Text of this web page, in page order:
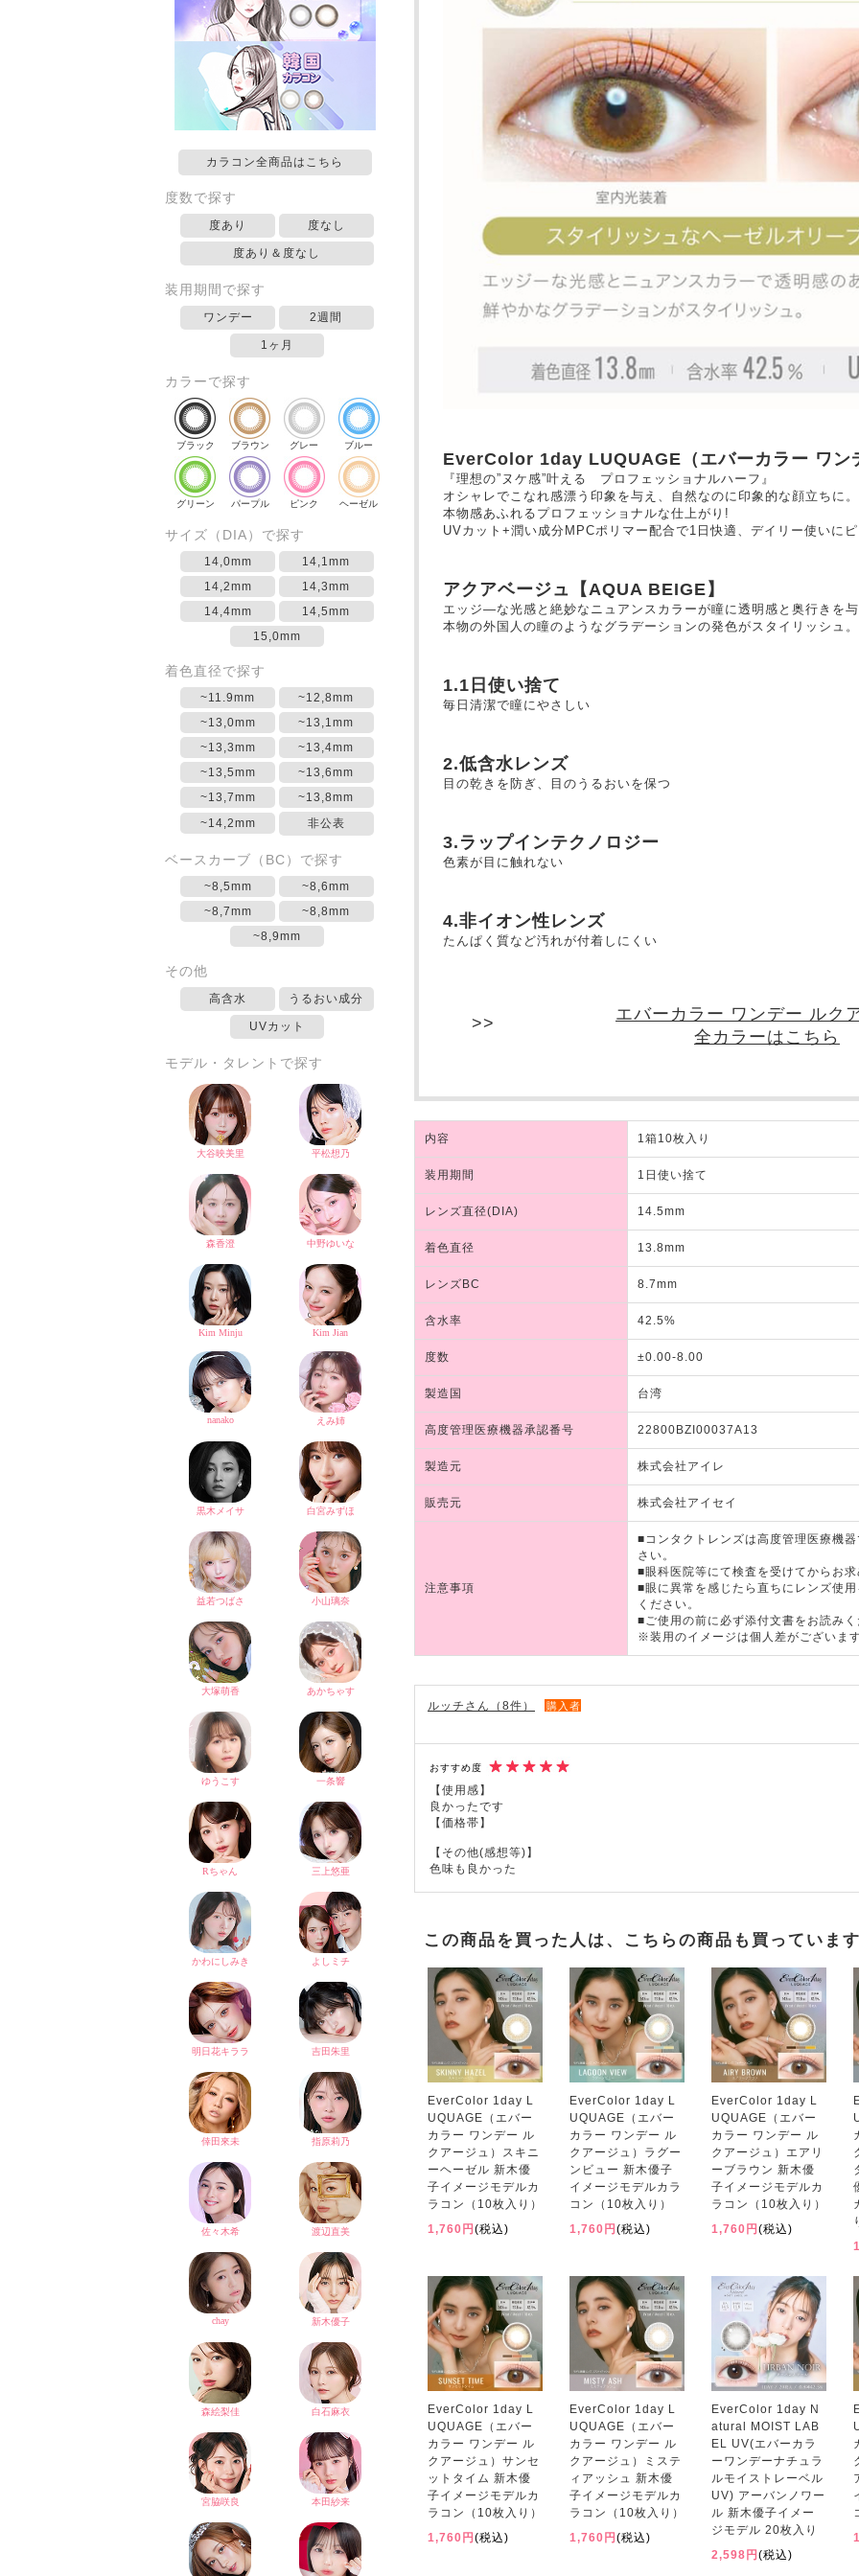
カラコン全商品はこちら
度数で探す
度あり 度なし
度あり＆度なし
装用期間で探す
ワンデー 2週間
1ヶ月
カラーで探す
ブラック ブラウン グレー ブルー
グリーン パープル ピンク ヘーゼル
サイズ（DIA）で探す
14,0mm
14,1mm
14,2mm
14,3mm
14,4mm
14,5mm
15,0mm
着色直径で探す
~11.9mm
~12,8mm
~13,0mm
~13,1mm
~13,3mm
~13,4mm
~13,5mm
~13,6mm
~13,7mm
~13,8mm
~14,2mm
非公表
ベースカーブ（BC）で探す
~8,5mm
~8,6mm
~8,7mm
~8,8mm
~8,9mm
その他
高含水 うるおい成分
UVカット
モデル・タレントで探す
EverColor 1day LUQUAGE（エバーカラー ワン
『理想の”ヌケ感”叶える プロフェッショナルハーフ』
オシャレでこなれ感漂う印象を与え、自然なのに印象的な顔立ちに。
本物感あふれるプロフェッショナルな仕上がり!
UVカット+潤い成分MPCポリマー配合で1日快適、デイリー使いに
アクアベージュ【AQUA BEIGE】
エッジ―な光感と絶妙なニュアンスカラーが瞳に透明感と奥行きを
本物の外国人の瞳のようなグラデーションの発色がスタイリッシュ。
1.1日使い捨て
毎日清潔で瞳にやさしい
2.低含水レンズ
目の乾きを防ぎ、目のうるおいを保つ
3.ラップインテクノロジー
色素が目に触れない
4.非イオン性レンズ
たんぱく質など汚れが付着しにくい
エバーカラー ワンデー ルク
全カラーはこちら
内容 1箱10枚入り
装用期間 1日使い捨て
レンズ直径(DIA) 14.5mm
着色直径 13.8mm
レンズBC 8.7mm
含水率 42.5%
度数 ±0.00-8.00
製造国 台湾
高度管理医療機器承認番号 22800BZI00037A13
製造元 株式会社アイレ
販売元 株式会社アイセイ
注意事項
■コンタクトレンズは高度管理医療機
さい。
■眼科医院等にて検査を受けてからお
■眼に異常を感じたら直ちにレンズ使
ください。
■ご使用の前に必ず添付文書をお読み
※装用のイメージは個人差がございま
ルッチさん（8件） 購入者
おすすめ度
【使用感】
良かったです
【価格帯】
【その他(感想等)】
色味も良かった
この商品を買った人は、こちらの商品も買っていま
EverColor 1day L
UQUAGE（エバー
カラー ワンデー ル
クアージュ）スキニ
ーヘーゼル 新木優
子イメージモデルカ
ラコン（10枚入り）
1,760円(税込)
EverColor 1day L
UQUAGE（エバー
カラー ワンデー ル
クアージュ）ラグー
ンビュー 新木優子
イメージモデルカラ
コン（10枚入り）
1,760円(税込)
EverColor 1day L
UQUAGE（エバー
カラー ワンデー ル
クアージュ）エアリ
ーブラウン 新木優
子イメージモデルカ
ラコン（10枚入り）
1,760円(税込)
EverColor 1day L
UQUAGE（エバー
カラー ワンデー ル
クアージュ）サンセ
ットタイム 新木優
子イメージモデルカ
ラコン（10枚入り）
1,760円(税込)
EverColor 1day L
UQUAGE（エバー
カラー ワンデー ル
クアージュ）ミステ
ィアッシュ 新木優
子イメージモデルカ
ラコン（10枚入り）
1,760円(税込)
EverColor 1day N
atural MOIST LAB
EL UV(エバーカラ
ーワンデーナチュラ
ルモイストレーベル
UV) アーバンノワー
ル 新木優子イメー
ジモデル 20枚入り
2,598円(税込)